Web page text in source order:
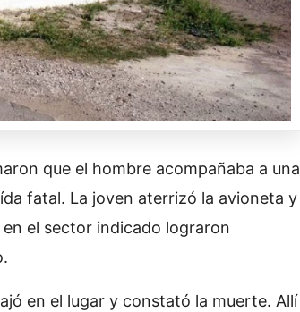
que el hombre acompañaba a una
fatal. La joven aterrizó la avioneta y
el sector indicado lograron
en el lugar y constató la muerte. Allí